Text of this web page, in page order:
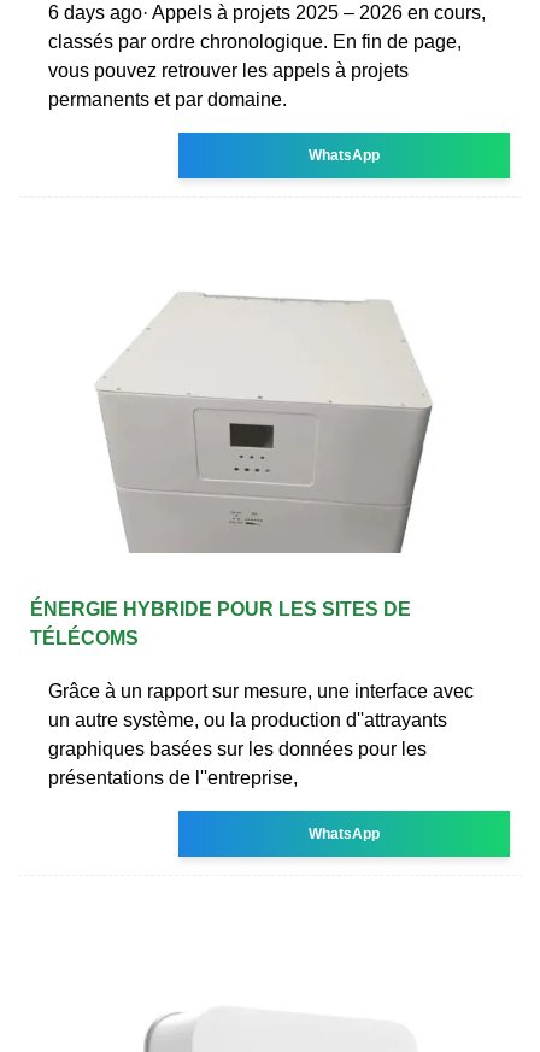
6 days ago· Appels à projets 2025 – 2026 en cours,
classés par ordre chronologique. En fin de page,
vous pouvez retrouver les appels à projets
permanents et par domaine.
WhatsApp
ÉNERGIE HYBRIDE POUR LES SITES DE
TÉLÉCOMS
Grâce à un rapport sur mesure, une interface avec
un autre système, ou la production d''attrayants
graphiques basées sur les données pour les
présentations de l''entreprise,
WhatsApp